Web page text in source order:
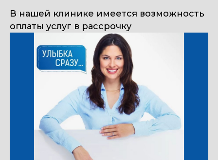
В нашей клинике имеется возможность
оплаты услуг в рассрочку